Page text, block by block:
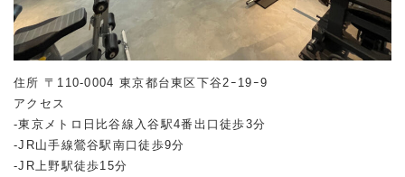
住所 〒110-0004 東京都台東区下谷2ｰ19ｰ9
アクセス
-東京メトロ日比谷線入谷駅4番出口徒歩3分
-JR山手線鶯谷駅南口徒歩9分
-JR上野駅徒歩15分